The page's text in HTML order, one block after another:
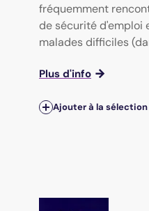
fréquemment
de sécurité d'emploi
malades difficiles
Plus d'info
Ajouter à la sélection